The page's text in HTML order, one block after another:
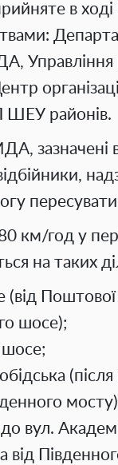
в ході
Управління
ШЕУ районів.
зазначені
км/год у
на таких
шосе);
шосе;
вул.